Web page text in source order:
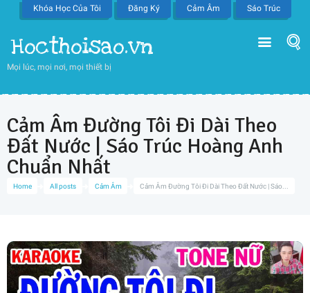
Khóa Học Của Tôi Đăng Ký Cảm Âm Sáo Trúc
Hocthoisao.vn
Mọi lúc, mọi nơi, mọi thiết bị
Home All posts Cảm Âm Cảm Âm Đường Tôi Đi Dài Theo Đất Nước | Sáo...
Cảm Âm Đường Tôi Đi Dài Theo
Đất Nước | Sáo Trúc Hoàng Anh
Chuẩn Nhất